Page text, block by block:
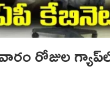
రోజుల